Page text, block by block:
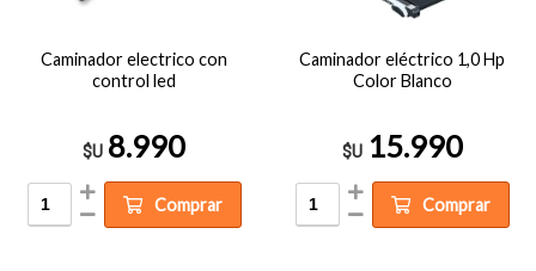
Caminador electrico con
control led
$U 8.990
Comprar
Caminador eléctrico 1,0 Hp
Color Blanco
$U 15.990
Comprar